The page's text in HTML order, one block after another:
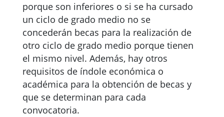
porque son inferiores o si se ha cursado
un ciclo de grado medio no se
concederán becas para la realización de
otro ciclo de grado medio porque tienen
el mismo nivel. Además, hay otros
requisitos de índole económica o
académica para la obtención de becas y
que se determinan para cada
convocatoria.